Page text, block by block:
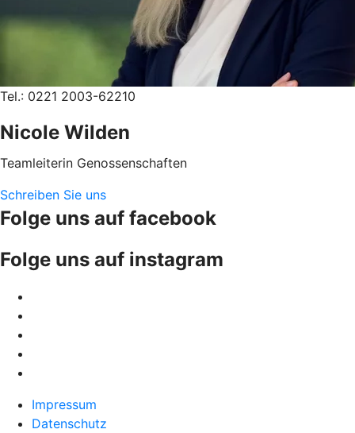
Tel.: 0221 2003-62210
Nicole Wilden
Teamleiterin Genossenschaften
Schreiben Sie uns
Folge uns auf facebook
Folge uns auf instagram
Impressum
Datenschutz